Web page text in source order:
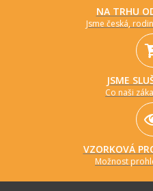
NA TRHU
Jsme česká,
JSME
Co naši
VZORKOVÁ
Možnost